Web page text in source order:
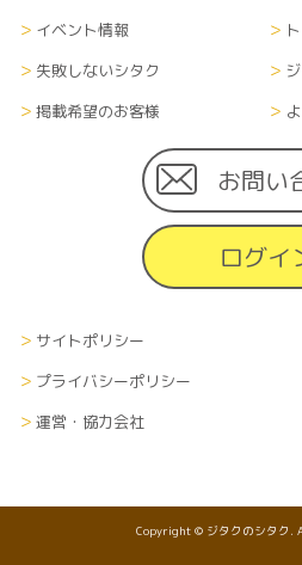
イベント情報
失敗しないシタク
掲載希望のお客様
お問い
ログイ
サイトポリシー
プライバシーポリシー
運営・協力会社
Copyright © ジタクのシタク.